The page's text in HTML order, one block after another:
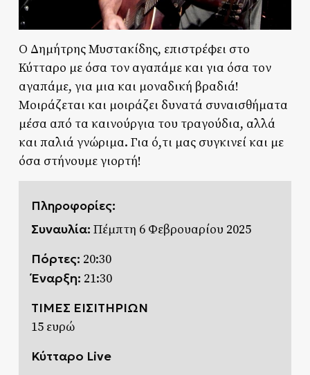
Ο Δημήτρης Μυστακίδης, επιστρέφει στo
Κύτταρο με όσα τον αγαπάμε και για όσα τον
αγαπάμε, για μια και μοναδική βραδιά!
Μοιράζεται και μοιράζει δυνατά συναισθήματα
μέσα από τα καινούργια του τραγούδια, αλλά
και παλιά γνώριμα. Για ό,τι μας συγκινεί και με
όσα στήνουμε γιορτή!
Πληροφορίες:
Συναυλία: Πέμπτη 6 Φεβρουαρίου 2025
Πόρτες: 20:30
Έναρξη: 21:30
ΤΙΜΕΣ ΕΙΣΙΤΗΡΙΩΝ
15 ευρώ
Κύτταρο Live